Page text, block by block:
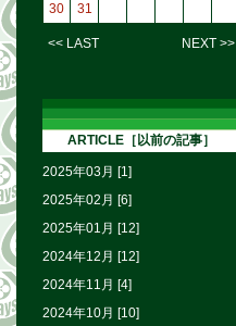
30
31
<< LAST NEXT >>
ARTICLE［以前の記事］
2025年03月 [1]
2025年02月 [6]
2025年01月 [12]
2024年12月 [12]
2024年11月 [4]
2024年10月 [10]